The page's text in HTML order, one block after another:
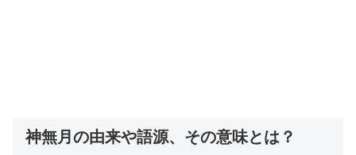
神無月の由来や語源、その意味とは？